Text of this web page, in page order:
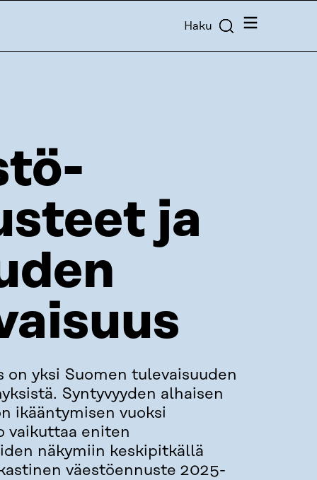
Haku Valikko
ja
on yksi Suomen tulevaisuuden
Syntyvyyden alhaisen
ikääntymisen vuoksi
vaikuttaa eniten
näkymiin keskipitkällä
väestöennuste 2025-